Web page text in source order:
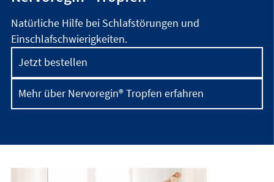
Natürliche Hilfe bei Schlafstörungen und
Einschlafschwierigkeiten.
Jetzt bestellen
Mehr über Nervoregin® Tropfen erfahren